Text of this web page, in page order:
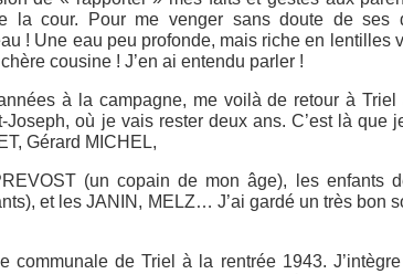
la cour. Pour me venger sans doute de ses
! Une eau peu profonde, mais riche en lentilles
cousine ! J’en ai entendu parler !
à la campagne, me voilà de retour à
Joseph, où je vais rester deux ans. C’est là que
Gérard MICHEL,
(un copain de mon âge), les enfants
et les JANIN, MELZ… J’ai gardé un très bon
communale de Triel à la rentrée 1943.